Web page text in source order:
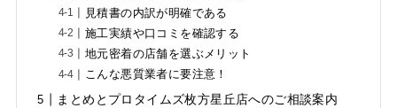
見積書の内訳が明確である
施工実績や口コミを確認する
地元密着の店舗を選ぶメリット
こんな悪質業者に要注意！
まとめとプロタイムズ枚方星丘店へのご相談案内